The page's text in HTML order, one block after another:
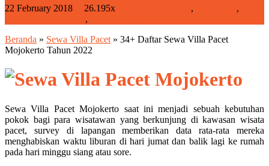
22 February 2018 26.195x , ,
,
Beranda » Sewa Villa Pacet » 34+ Daftar Sewa Villa Pacet
Mojokerto Tahun 2022
Sewa Villa Pacet Mojokerto saat ini menjadi sebuah kebutuhan
pokok bagi para wisatawan yang berkunjung di kawasan wisata
pacet, survey di lapangan memberikan data rata-rata mereka
menghabiskan waktu liburan di hari jumat dan balik lagi ke rumah
pada hari minggu siang atau sore.